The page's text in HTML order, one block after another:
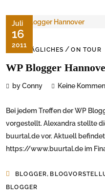
Juli
16
2011
ALLTÄGLICHES /ON TOUR
WP Blogger
by Conny Keine
Bei jedem Treffen der WP
vorgestellt. Alexandra stellte
buurtal.de vor. Aktuell
https://www.buurtal.de im
BLOGGER,
BLOGGER